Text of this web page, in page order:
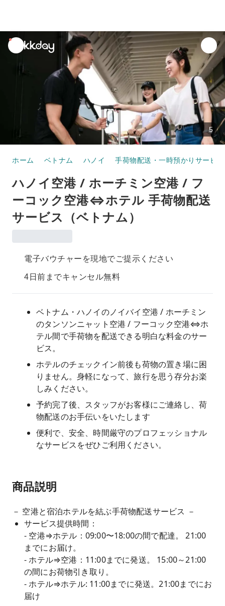
unread
notifications
5
ホーム ベトナム ハノイ 手荷物配送・一時預かりサービス
ハノイ空港 / ホーチミン空港 / フ
ーコック空港⇔ホテル 手荷物配送
サービス（ベトナム）
電子バウチャーを現地でご提示ください
4日前までキャンセル無料
ベトナム・ハノイのノイバイ空港 / ホーチミン
のタンソンニャット空港 / フーコック空港⇔ホ
テル間で手荷物を配送できる明白な料金のサー
ビス。
ホテルのチェックイン前後も荷物の置き場に困
りません。身軽になって、旅行を思う存分お楽
しみください。
予約完了後、スタッフがお客様にご連絡し、荷
物配送のお手伝いをいたします
便利で、安全、時間厳守のプロフェッショナル
なサービスをぜひご利用ください。
商品説明
－ 空港と宿泊ホテルを結ぶ手荷物配送サービス －
サービス提供時間：
- 空港⇒ホテル：09:00〜18:00の間で配達。 21:00
までにお届け。
- ホテル⇒空港：11:00までに発送。 15:00～21:00
の間にお荷物引き取り。
- ホテル⇒ホテル: 11:00までに発送。21:00までにお
届け